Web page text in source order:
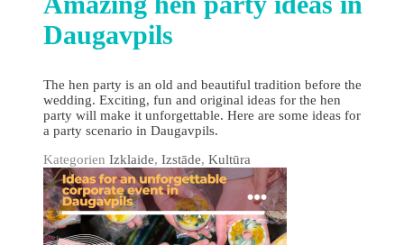
Daugavpils
The hen party is an old and beautiful tradition before the
wedding. Exciting, fun and original ideas for the hen
party will make it unforgettable. Here are some ideas for
a party scenario in Daugavpils.
Kategorien Izklaide, Izstāde, Kultūra